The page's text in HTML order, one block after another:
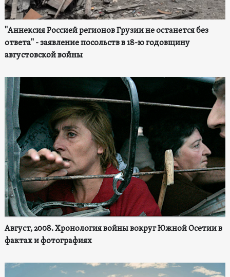
"Аннексия Россией регионов Грузии не останется без
ответа" - заявление посольств в 18-ю годовщину
августовской войны
Август, 2008. Хронология войны вокруг Южной Осетии в
фактах и фотографиях